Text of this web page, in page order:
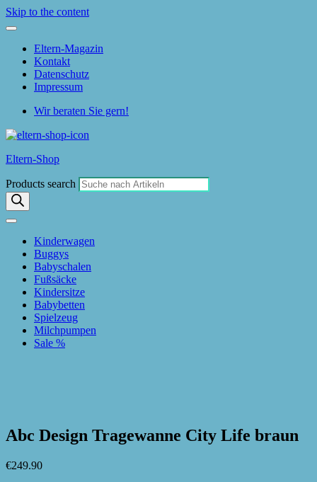
Skip to the content
Eltern-Magazin
Kontakt
Datenschutz
Impressum
Wir beraten Sie gern!
Eltern-Shop
Products search
Kinderwagen
Buggys
Babyschalen
Fußsäcke
Kindersitze
Babybetten
Spielzeug
Milchpumpen
Sale %
Abc Design Tragewanne City Life braun
€249.90